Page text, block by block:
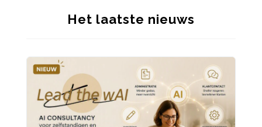
Het laatste nieuws